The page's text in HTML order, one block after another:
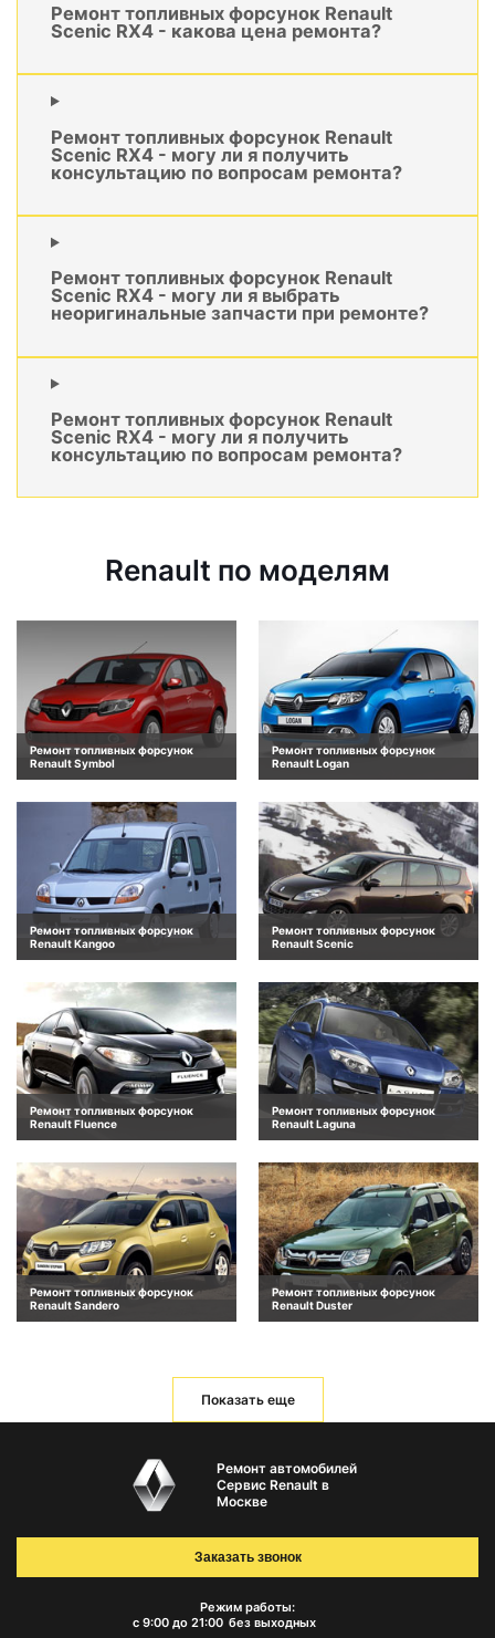
Ремонт топливных форсунок Renault
Scenic RX4 - какова цена ремонта?
Ремонт топливных форсунок Renault
Scenic RX4 - могу ли я получить
консультацию по вопросам ремонта?
Ремонт топливных форсунок Renault
Scenic RX4 - могу ли я выбрать
неоригинальные запчасти при ремонте?
Ремонт топливных форсунок Renault
Scenic RX4 - могу ли я получить
консультацию по вопросам ремонта?
Renault по моделям
Ремонт топливных форсунок
Renault Symbol
Ремонт топливных форсунок
Renault Logan
Ремонт топливных форсунок
Renault Kangoo
Ремонт топливных форсунок
Renault Scenic
Ремонт топливных форсунок
Renault Fluence
Ремонт топливных форсунок
Renault Laguna
Ремонт топливных форсунок
Renault Sandero
Ремонт топливных форсунок
Renault Duster
Показать еще
Ремонт автомобилей
Сервис Renault в
Москве
Режим работы:
с 9:00 до 21:00 без выходных
Заказать звонок